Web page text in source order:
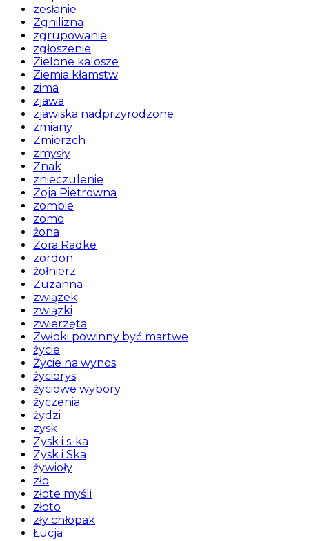
zesłanie
Zgnilizna
zgrupowanie
zgłoszenie
Zielone kalosze
Ziemia kłamstw
zima
zjawa
zjawiska nadprzyrodzone
zmiany
Zmierzch
zmysły
Znak
znieczulenie
Zoja Pietrowna
zombie
zomo
żona
Zora Radke
zordon
żołnierz
Zuzanna
związek
związki
zwierzęta
Zwłoki powinny być martwe
życie
Życie na wynos
życiorys
życiowe wybory
życzenia
żydzi
zysk
Zysk i s-ka
Zysk i Ska
żywioły
zło
złote myśli
złoto
zły chłopak
Łucja